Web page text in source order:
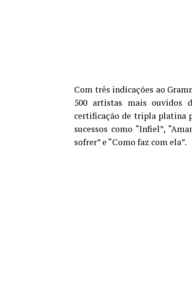
Com três indicações ao
500 artistas mais ouvidos
certificação de tripla platina
sucessos como “Infiel”,
sofrer” e “Como faz com ela”.